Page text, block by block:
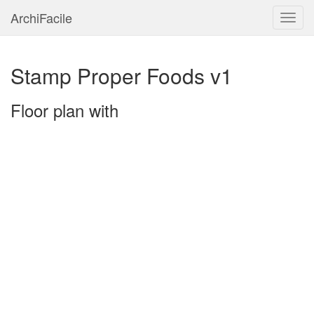
ArchiFacile
Stamp Proper Foods v1
Floor plan with